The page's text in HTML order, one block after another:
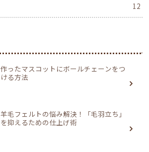
12
作ったマスコットにボールチェーンをつ
ける方法
羊毛フェルトの悩み解決！「毛羽立ち」
を抑えるための仕上げ術